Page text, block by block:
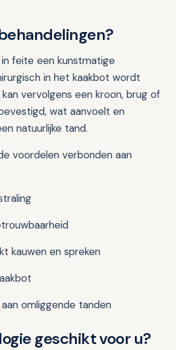
feite een kunstmatige
in het kaakbot wordt
vervolgens een kroon, brug of
wat aanvoelt en
natuurlijke tand.
voordelen verbonden aan
kauwen en spreken
omliggende tanden
geschikt voor u?